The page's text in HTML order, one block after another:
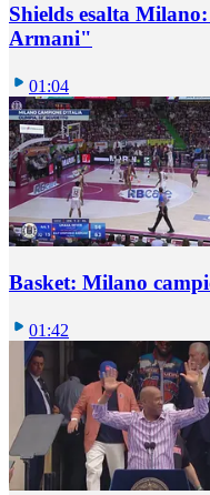
Shields esalta
Armani"
01:04
Basket: Milano
01:42